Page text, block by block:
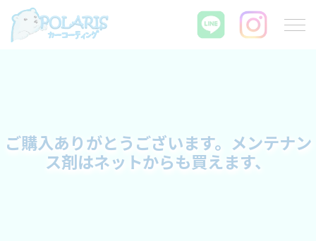
ご購入ありがとうございます。メンテナン
ス剤はネットからも買えます、